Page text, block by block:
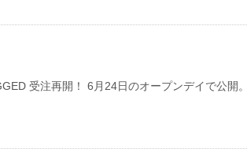
受注再開！ 6月24日のオープンデイで公開。